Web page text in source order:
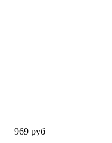
969 руб